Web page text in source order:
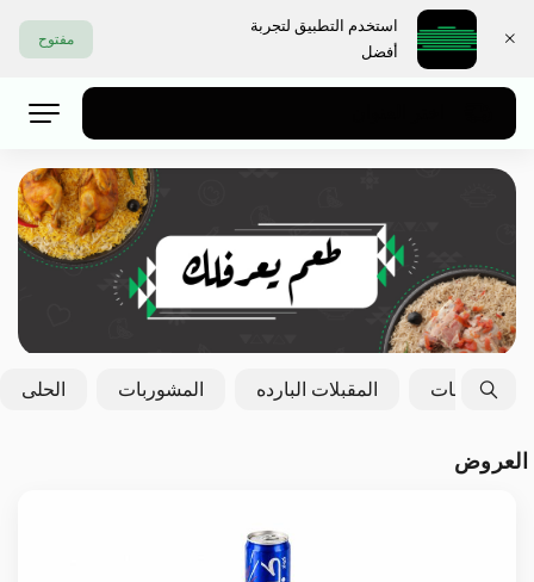
استخدم التطبيق لتجربة
أفضل
مفتوح
الايدامات المقبلات البارده المشوربات الحلى
العروض